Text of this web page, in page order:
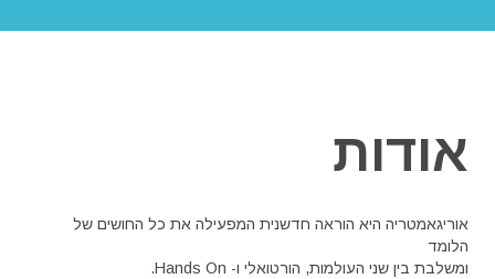
אודות
אוריגאמטריה היא הוראה חדשנית המפעילה את כל החושים של
הלומד
ומשלבת בין שני העולמות, הורטואלי ו- Hands On.